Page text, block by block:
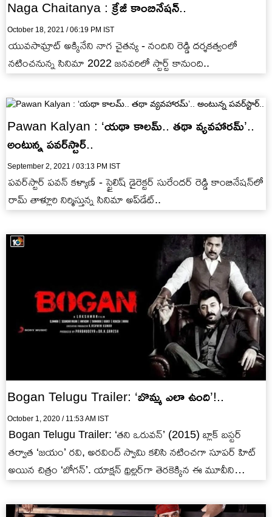
Naga Chaitanya : క్రేజీ కాంబినేషన్..
October 18, 2021 / 06:19 PM IST
యువసామ్రాట్ అక్కినేని నాగ చైతన్య - నందిని రెడ్డి దర్శకత్వంలో
నటించనున్న సినిమా 2022 జనవరిలో స్టార్ట్ కానుంది..
Pawan Kalyan : ‘యథా కాలమ్.. తథా వ్యవహారమ్’..
అంటున్న పవర్‌స్టార్..
September 2, 2021 / 03:13 PM IST
పవర్‌స్టార్ పవన్ కళ్యాణ్ - స్టైలిష్ డైరెక్టర్ సురేందర్ రెడ్డి కాంబినేషన్‌లో
రామ్ తాళ్లూరి నిర్మిస్తున్న సినిమా అప్‌డేట్..
Bogan Telugu Trailer: ‘బొమ్మ ఎలా ఉంది’!..
October 1, 2020 / 11:53 AM IST
Bogan Telugu Trailer: ‘తని ఒరువన్’ (2015) బ్లాక్ బస్టర్
తర్వాత ‘జయం’ రవి, అరవింద్ స్వామి కలిసి నటించగా సూపర్ హిట్
అయిన చిత్రం ‘బోగన్’. యాక్షన్ థ్రిల్లర్‌గా తెరకెక్కిన ఈ మూవీని…